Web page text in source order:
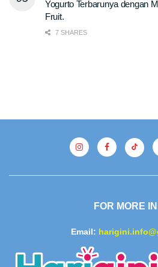
Yogurto Terbarunya dengan
Fruit.
7 SHARES
FOR MORE
Email: